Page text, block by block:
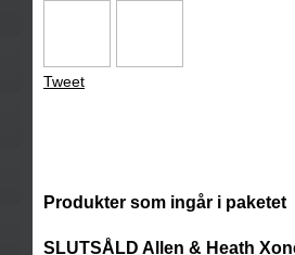
Tweet
Produkter som ingår i paketet
SLUTSÅLD Allen & Heath